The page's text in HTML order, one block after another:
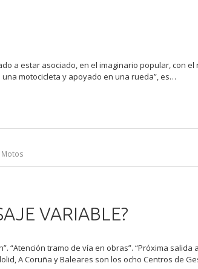
a estar asociado, en el imaginario popular, con
motocicleta y apoyado en una rueda”, es…
Motos
VARIABLE?
“Atención tramo de vía en obras”. “Próxima
A Coruña y Baleares son los ocho Centros de